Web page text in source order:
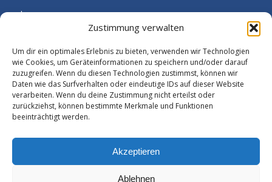
Zustimmung verwalten
Um dir ein optimales Erlebnis zu bieten, verwenden wir Technologien
wie Cookies, um Geräteinformationen zu speichern und/oder darauf
zuzugreifen. Wenn du diesen Technologien zustimmst, können wir
Daten wie das Surfverhalten oder eindeutige IDs auf dieser Website
verarbeiten. Wenn du deine Zustimmung nicht erteilst oder
zurückziehst, können bestimmte Merkmale und Funktionen
beeinträchtigt werden.
Akzeptieren
Ablehnen
Impressum
Cookie-Richtlinie (EU)